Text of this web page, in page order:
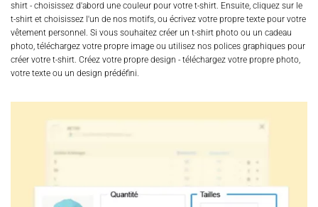
shirt - choisissez d'abord une couleur pour votre t-shirt. Ensuite, cliquez sur le
t-shirt et choisissez l'un de nos motifs, ou écrivez votre propre texte pour votre
vêtement personnel. Si vous souhaitez créer un t-shirt photo ou un cadeau
photo, téléchargez votre propre image ou utilisez nos polices graphiques pour
créer votre t-shirt. Créez votre propre design - téléchargez votre propre photo,
votre texte ou un design prédéfini.